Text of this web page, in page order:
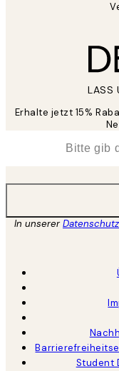
LASS
Erhalte jetzt 15%
In unserer
Student